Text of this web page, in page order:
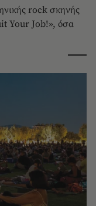
rock σκηνής
Your Job!», όσα